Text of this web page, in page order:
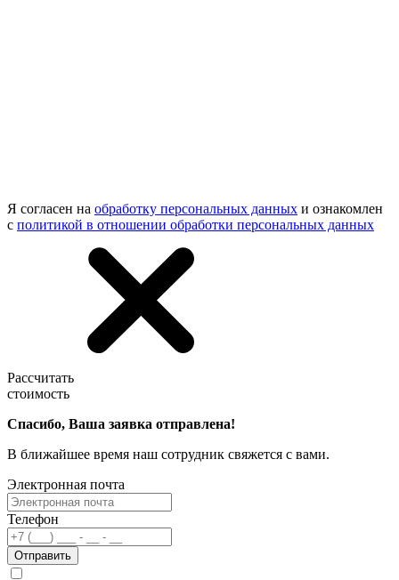
Я согласен на обработку персональных данных и ознакомлен
с политикой в отношении обработки персональных данных
Рассчитать
стоимость
Спасибо, Ваша заявка отправлена!
В ближайшее время наш сотрудник свяжется с вами.
Электронная почта
Телефон
Отправить